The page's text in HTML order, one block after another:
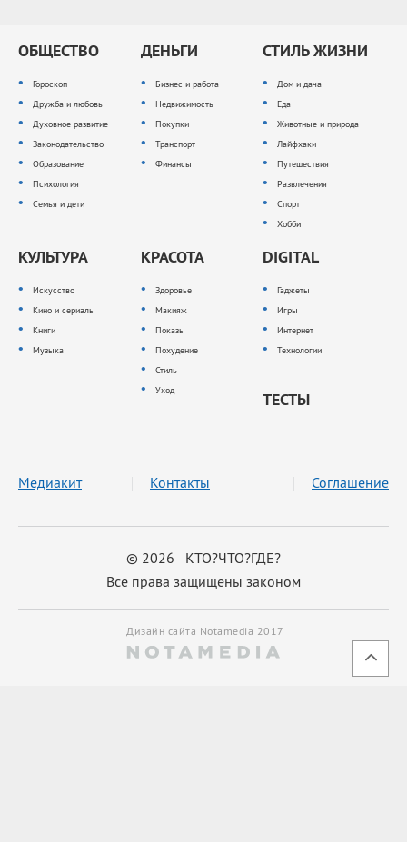
ОБЩЕСТВО
Гороскоп
Дружба и любовь
Духовное развитие
Законодательство
Образование
Психология
Семья и дети
ДЕНЬГИ
Бизнес и работа
Недвижимость
Покупки
Транспорт
Финансы
СТИЛЬ ЖИЗНИ
Дом и дача
Еда
Животные и природа
Лайфхаки
Путешествия
Развлечения
Спорт
Хобби
КУЛЬТУРА
Искусство
Кино и сериалы
Книги
Музыка
КРАСОТА
Здоровье
Макияж
Показы
Похудение
Стиль
Уход
DIGITAL
Гаджеты
Игры
Интернет
Технологии
ТЕСТЫ
© 2026 КТО?ЧТО?ГДЕ?
Все права защищены законом
Медиакит Контакты Соглашение
Дизайн сайта Notamedia 2017